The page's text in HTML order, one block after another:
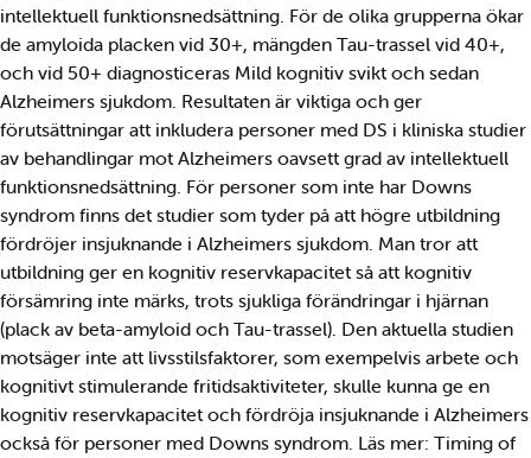
intellektuell funktionsnedsättning. För de olika grupperna ökar
de amyloida placken vid 30+, mängden Tau-trassel vid 40+,
och vid 50+ diagnosticeras Mild kognitiv svikt och sedan
Alzheimers sjukdom. Resultaten är viktiga och ger
förutsättningar att inkludera personer med DS i kliniska studier
av behandlingar mot Alzheimers oavsett grad av intellektuell
funktionsnedsättning. För personer som inte har Downs
syndrom finns det studier som tyder på att högre utbildning
fördröjer insjuknande i Alzheimers sjukdom. Man tror att
utbildning ger en kognitiv reservkapacitet så att kognitiv
försämring inte märks, trots sjukliga förändringar i hjärnan
(plack av beta-amyloid och Tau-trassel). Den aktuella studien
motsäger inte att livsstilsfaktorer, som exempelvis arbete och
kognitivt stimulerande fritidsaktiviteter, skulle kunna ge en
kognitiv reservkapacitet och fördröja insjuknande i Alzheimers
också för personer med Downs syndrom. Läs mer: Timing of